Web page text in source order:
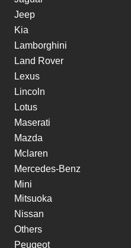
Jeep
Kia
Lamborghini
Land Rover
Lexus
Lincoln
Lotus
Maserati
Mazda
Mclaren
Mercedes-Benz
Mini
Mitsuoka
Nissan
Others
Peugeot